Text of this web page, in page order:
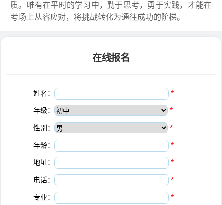
质。唯有在平时的学习中，勤于思考，勇于实践，才能在
考场上从容应对，将挑战转化为通往成功的阶梯。
在线报名
姓名： *
年级： *
性别： *
年龄： *
地址： *
电话： *
专业： *